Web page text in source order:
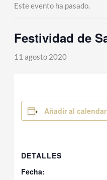
Este evento ha pasado.
Festividad de
11 agosto 2020
Añadir al
DETALLES
Fecha: